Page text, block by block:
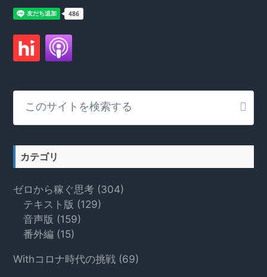
サ
ト
を
検
カテゴリ
ゼロから稼ぐ思考 (304)
テキスト版 (129)
音声版 (159)
番外編 (15)
Withコロナ時代の挑戦 (69)